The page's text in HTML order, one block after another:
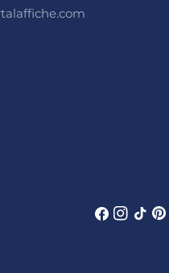
Facebook
TIC